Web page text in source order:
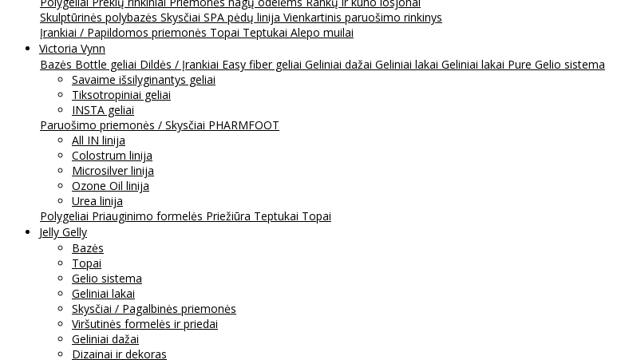
Skulptūrinės polybazės Skysčiai SPA pėdų linija Vienkartinis paruošimo rinkinys
Įrankiai / Papildomos priemonės Topai Teptukai Alepo muilai
Victoria Vynn
Bazės Bottle geliai Dildės / Įrankiai Easy fiber geliai Geliniai dažai Geliniai lakai Geliniai lakai Pure Gelio sistema
Savaime išsilyginantys geliai
Tiksotropiniai geliai
INSTA geliai
Paruošimo priemonės / Skysčiai PHARMFOOT
All IN linija
Colostrum linija
Microsilver linija
Ozone Oil linija
Urea linija
Polygeliai Priauginimo formelės Priežiūra Teptukai Topai
Jelly Gelly
Bazės
Topai
Gelio sistema
Geliniai lakai
Skysčiai / Pagalbinės priemonės
Viršutinės formelės ir priedai
Geliniai dažai
Dizainai ir dekoras